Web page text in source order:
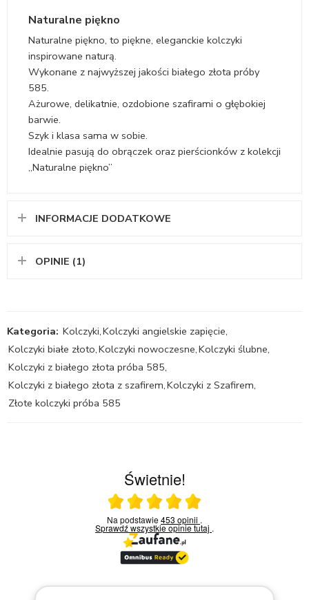
Naturalne piękno
Naturalne piękno, to piękne, eleganckie kolczyki
inspirowane naturą.
Wykonane z najwyższej jakości białego złota próby
585.
Ażurowe, delikatnie, ozdobione szafirami o głębokiej
barwie.
Szyk i klasa sama w sobie.
Idealnie pasują do obrączek oraz pierścionków z kolekcji
„Naturalne piękno”
INFORMACJE DODATKOWE
OPINIE (1)
Kategoria: Kolczyki,Kolczyki angielskie zapięcie,
Kolczyki białe złoto,Kolczyki nowoczesne,Kolczyki ślubne,
Kolczyki z białego złota próba 585,
Kolczyki z białego złota z szafirem,Kolczyki z Szafirem,
Złote kolczyki próba 585
Świetnie!
Ocena średnia 5 na 5
Na podstawie453 opinii .
Sprawdź wszystkie opinietutaj .